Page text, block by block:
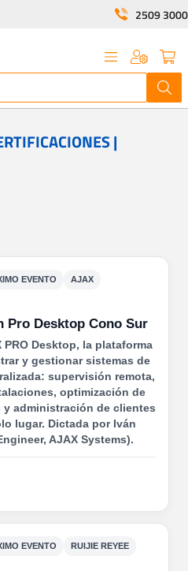
2509 3000
|
EVENTO AJAX
Desktop Cono Sur
Desktop, la plataforma
y gestionar sistemas de
supervisión remota,
optimización de
y administración de clientes
lugar. Dictada por Iván
AJAX Systems).
EVENTO RUIJIE REYEE